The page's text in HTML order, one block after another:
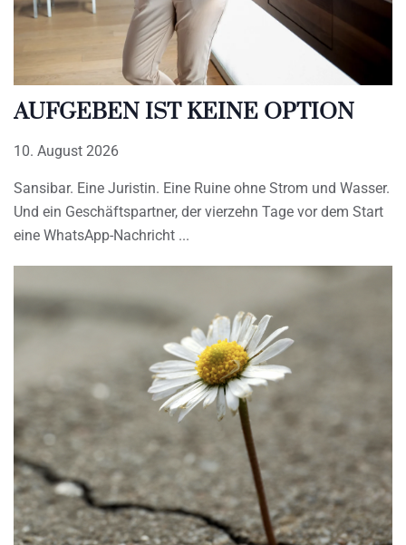
AUFGEBEN IST KEINE OPTION
10. August 2026
Sansibar. Eine Juristin. Eine Ruine ohne Strom und Wasser.
Und ein Geschäftspartner, der vierzehn Tage vor dem Start
eine WhatsApp-Nachricht